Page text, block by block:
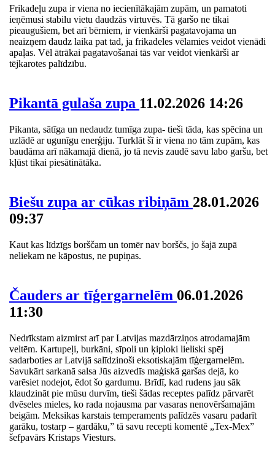
Frikadeļu zupa ir viena no iecienītākajām zupām, un pamatoti
ieņēmusi stabilu vietu daudzās virtuvēs. Tā garšo ne tikai
pieaugušiem, bet arī bērniem, ir vienkārši pagatavojama un
neaizņem daudz laika pat tad, ja frikadeles vēlamies veidot vienādi
apaļas. Vēl ātrākai pagatavošanai tās var veidot vienkārši ar
tējkarotes palīdzību.
Pikantā gulaša zupa 11.02.2026 14:26
Pikanta, sātīga un nedaudz tumīga zupa- tieši tāda, kas spēcina un
uzlādē ar ugunīgu enerģiju. Turklāt šī ir viena no tām zupām, kas
baudāma arī nākamajā dienā, jo tā nevis zaudē savu labo garšu, bet
kļūst tikai piesātinātāka.
Biešu zupa ar cūkas ribiņām 28.01.2026
09:37
Kaut kas līdzīgs borščam un tomēr nav borščs, jo šajā zupā
neliekam ne kāpostus, ne pupiņas.
Čauders ar tīģergarnelēm 06.01.2026
11:30
Nedrīkstam aizmirst arī par Latvijas mazdārziņos atrodamajām
veltēm. Kartupeļi, burkāni, sīpoli un ķiploki lieliski spēj
sadarboties ar Latvijā salīdzinoši eksotiskajām tīģergarnelēm.
Savukārt sarkanā salsa Jūs aizvedīs maģiskā garšas dejā, ko
varēsiet nodejot, ēdot šo gardumu. Brīdī, kad rudens jau sāk
klaudzināt pie mūsu durvīm, tieši šādas receptes palīdz pārvarēt
dvēseles mieles, ko rada nojausma par vasaras nenovēršamajām
beigām. Meksikas karstais temperaments palīdzēs vasaru padarīt
garāku, tostarp – gardāku,” tā savu recepti komentē „Tex-Mex”
šefpavārs Kristaps Viesturs.